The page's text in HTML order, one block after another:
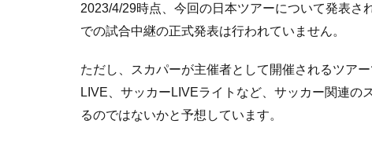
2023/4/29時点、今回の日本ツアーについて発表
での試合中継の正式発表は行われていません。
ただし、スカパーが主催者として開催されるツア
LIVE、サッカーLIVEライトなど、サッカー関連
るのではないかと予想しています。